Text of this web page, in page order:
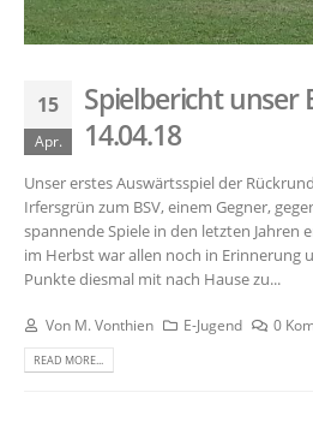
15
Apr.
Spielbericht unser
14.04.18
Unser erstes Auswärtsspiel der
Irfersgrün zum BSV, einem Gegner,
spannende Spiele in den letzten Jahren
im Herbst war allen noch in Erinnerung
Punkte diesmal mit nach Hause zu...
Von M. Vonthien E-Jugend 0
READ MORE...